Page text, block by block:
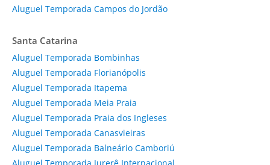
Aluguel Temporada Campos do Jordão
Santa Catarina
Aluguel Temporada Bombinhas
Aluguel Temporada Florianópolis
Aluguel Temporada Itapema
Aluguel Temporada Meia Praia
Aluguel Temporada Praia dos Ingleses
Aluguel Temporada Canasvieiras
Aluguel Temporada Balneário Camboriú